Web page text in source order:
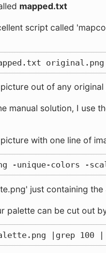
mapped.txt
script called
out of any
manual solution, I use
with one line of
-unique-colors -
just containing
palette can be cut out
|grep